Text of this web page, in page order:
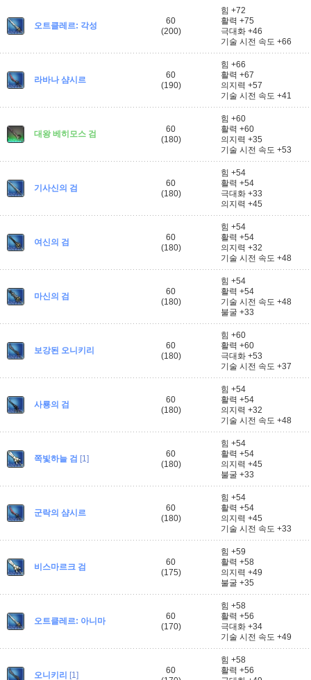
오트클레르: 각성
60
(200)
힘 +72
활력 +75
극대화 +46
기술 시전 속도 +66
라바나 샴시르
60
(190)
힘 +66
활력 +67
의지력 +57
기술 시전 속도 +41
대왕 베히모스 검
60
(180)
힘 +60
활력 +60
의지력 +35
기술 시전 속도 +53
기사신의 검
60
(180)
힘 +54
활력 +54
극대화 +33
의지력 +45
여신의 검
60
(180)
힘 +54
활력 +54
의지력 +32
기술 시전 속도 +48
마신의 검
60
(180)
힘 +54
활력 +54
기술 시전 속도 +48
불굴 +33
보강된 오니키리
60
(180)
힘 +60
활력 +60
극대화 +53
기술 시전 속도 +37
사룡의 검
60
(180)
힘 +54
활력 +54
의지력 +32
기술 시전 속도 +48
쪽빛하늘 검 [1]
60
(180)
힘 +54
활력 +54
의지력 +45
불굴 +33
군락의 샴시르
60
(180)
힘 +54
활력 +54
의지력 +45
기술 시전 속도 +33
비스마르크 검
60
(175)
힘 +59
활력 +58
의지력 +49
불굴 +35
오트클레르: 아니마
60
(170)
힘 +58
활력 +56
극대화 +34
기술 시전 속도 +49
오니키리 [1]
60
힘 +58
활력 +56